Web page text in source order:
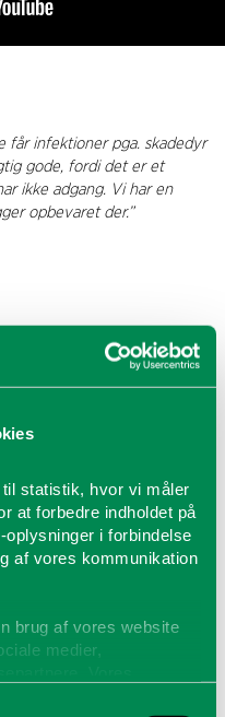
statistik, hvor vi måler
at forbedre indholdet på
i forbindelse
af vores kommunikation
brug af vores website
medier,
får infektioner pga. skadedyr
gode, fordi det er et
ikke adgang. Vi har en
opbevaret der.”
125 tons/time